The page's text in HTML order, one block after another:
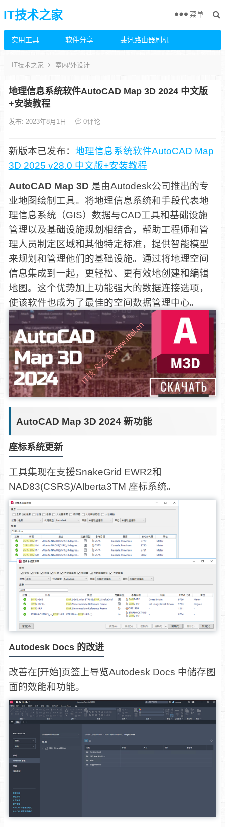
IT技术之家
实用工具 软件分享 斐讯路由器刷机
菜单
IT技术之家 室内/外设计
地理信息系统软件AutoCAD Map 3D 2024 中文版
+安装教程
发布: 2023年8月1日 0评论
新版本已发布： 地理信息系统软件AutoCAD Map
3D 2025 v28.0 中文版+安装教程
AutoCAD Map 3D 是由Autodesk公司推出的专
业地图绘制工具。将地理信息系统和手段代表地
理信息系统（GIS）数据与CAD工具和基础设施
管理以及基础设施规划相结合，帮助工程师和管
理人员制定区域和其他特定标准，提供智能模型
来规划和管理他们的基础设施。通过将地理空间
信息集成到一起，更轻松、更有效地创建和编辑
地图。这个优势加上功能强大的数据连接选项，
使该软件也成为了最佳的空间数据管理中心。
AutoCAD Map 3D 2024 新功能
座标系统更新
工具集现在支援SnakeGrid EWR2和
NAD83(CSRS)/Alberta3TM 座标系统。
Autodesk Docs 的改进
改善在[开始]页签上导览Autodesk Docs 中储存图
面的效能和功能。